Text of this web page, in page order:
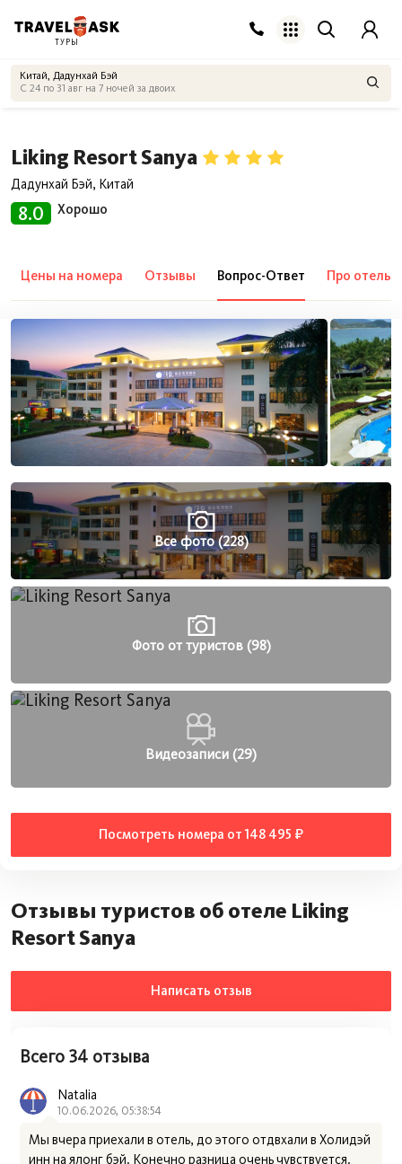
Китай, Дадунхай Бэй
C 24 по 31 авг на 7 ночей за двоих
Liking Resort Sanya
Дадунхай Бэй, Китай
8.0 Хорошо
Цены на номера Отзывы Вопрос-Ответ Про отель
Все фото (228)
Фото от туристов (98)
Видеозаписи (29)
Посмотреть номера от 148 495 ₽
Отзывы туристов об отеле Liking
Resort Sanya
Написать отзыв
Всего 34 отзыва
Natalia
10.06.2026, 05:38:54
Мы вчера приехали в отель, до этого отдвхали в Холидэй
инн на ялонг бэй. Конечно разница очень чувствуется.
ТУРЫ